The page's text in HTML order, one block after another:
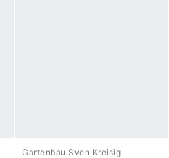
Gartenbau Sven Kreisig